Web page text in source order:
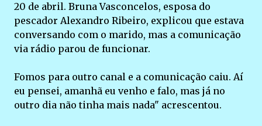
20 de abril. Bruna Vasconcelos, esposa do
pescador Alexandro Ribeiro, explicou que estava
conversando com o marido, mas a comunicação
via rádio parou de funcionar.
Fomos para outro canal e a comunicação caiu. Aí
eu pensei, amanhã eu venho e falo, mas já no
outro dia não tinha mais nada" acrescentou.